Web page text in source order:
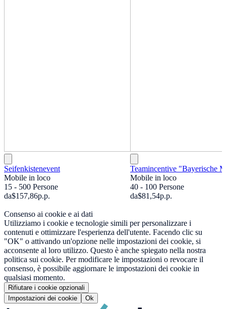
Seifenkistenevent
Mobile in loco
15 - 500 Persone
da$157,86p.p.
Teamincentive "Bayerische
Mobile in loco
40 - 100 Persone
da$81,54p.p.
Consenso ai cookie e ai dati
Utilizziamo i cookie e tecnologie simili per personalizzare i
contenuti e ottimizzare l'esperienza dell'utente. Facendo clic su
"OK" o attivando un'opzione nelle impostazioni dei cookie, si
acconsente al loro utilizzo. Questo è anche spiegato nella nostra
politica sui cookie. Per modificare le impostazioni o revocare il
consenso, è possibile aggiornare le impostazioni dei cookie in
qualsiasi momento.
Rifiutare i cookie opzionali
Impostazioni dei cookie
Ok